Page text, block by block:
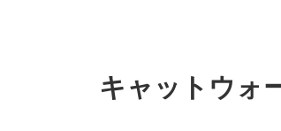
キャットウォ